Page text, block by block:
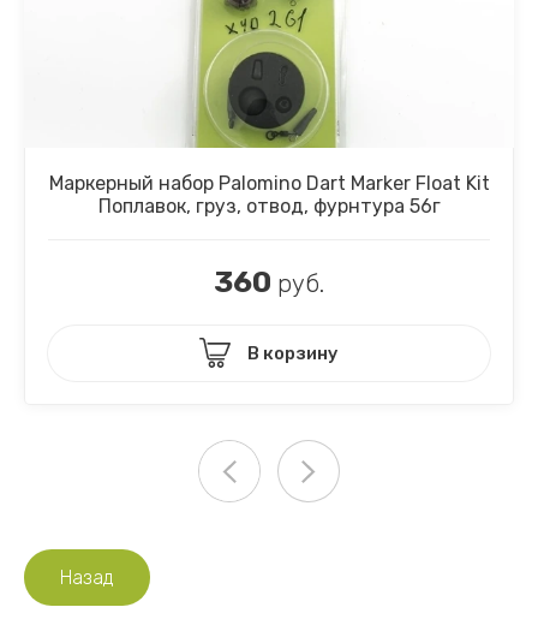
Маркерный набор Palomino Dart Marker Float Kit
Поплавок, груз, отвод, фурнтура 56г
360 руб.
В корзину
Назад